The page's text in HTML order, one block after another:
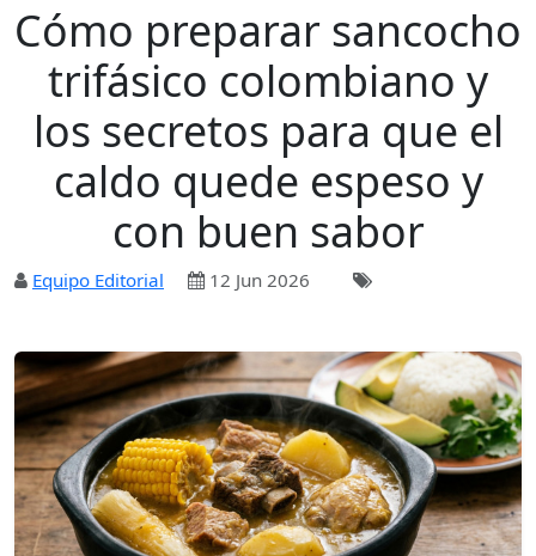
Cómo preparar sancocho
trifásico colombiano y
los secretos para que el
caldo quede espeso y
con buen sabor
Equipo Editorial 12 Jun 2026